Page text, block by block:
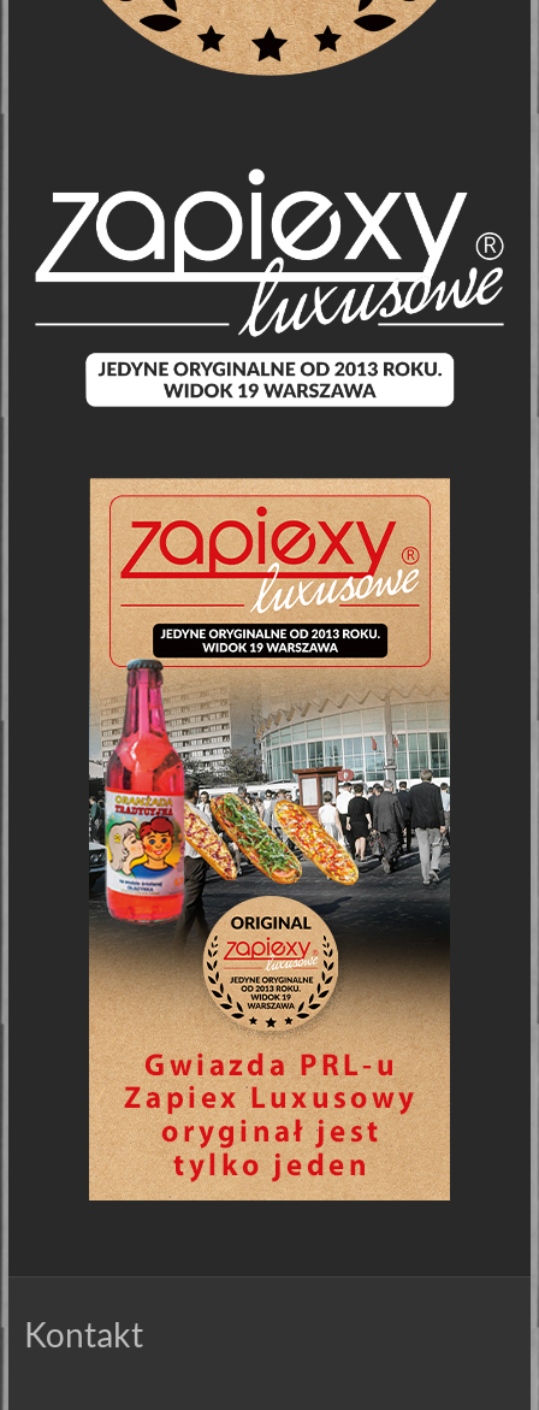
Kontakt